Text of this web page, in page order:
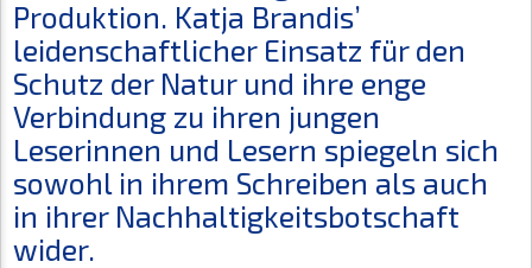
Produktion. Katja Brandis’
leidenschaftlicher Einsatz für den
Schutz der Natur und ihre enge
Verbindung zu ihren jungen
Leserinnen und Lesern spiegeln sich
sowohl in ihrem Schreiben als auch
in ihrer Nachhaltigkeitsbotschaft
wider.